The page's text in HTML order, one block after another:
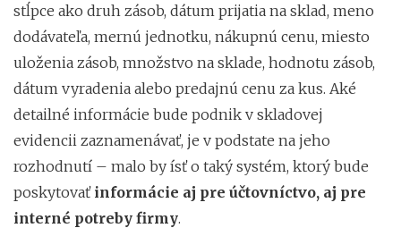
stĺpce ako druh zásob, dátum prijatia na sklad, meno
dodávateľa, mernú jednotku, nákupnú cenu, miesto
uloženia zásob, množstvo na sklade, hodnotu zásob,
dátum vyradenia alebo predajnú cenu za kus. Aké
detailné informácie bude podnik v skladovej
evidencii zaznamenávať, je v podstate na jeho
rozhodnutí – malo by ísť o taký systém, ktorý bude
poskytovať informácie aj pre účtovníctvo, aj pre
interné potreby firmy.